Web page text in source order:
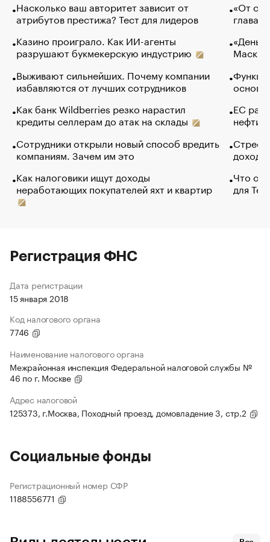
Насколько ваш авторитет зависит от
атрибутов престижа? Тест для лидеров
Казино проиграло. Как ИИ-агенты
разрушают букмекерскую индустрию
Выживают сильнейших. Почему компании
избавляются от лучших сотрудников
Как банк Wildberries резко нарастил
кредиты селлерам до атак на склады
Сотрудники открыли новый способ вредить
компаниям. Зачем им это
Как налоговики ищут доходы
неработающих покупателей яхт и квартир
«От
глава
Маск в
основ
ЕС
нефти
Что
для
Регистрация ФНС
Дата регистрации
15 января 2018
Код налогового органа
7746
Наименование налогового органа
Межрайонная инспекция Федеральной налоговой службы №
46 по г. Москве
Адрес налоговой
125373, г.Москва, Походный проезд, домовладение 3, стр.2
Социальные фонды
Регистрационный номер СФР
1188556771